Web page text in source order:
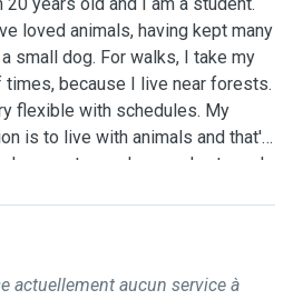
loved animals, having kept many
small dog. For walks, I take my
because I live near forests.
flexible with schedules. My
is to live with animals and that's
meet new dogs and cats and
could walk your animal 30min up
I would stay 30 min to 1 hour.
actuellement aucun service à